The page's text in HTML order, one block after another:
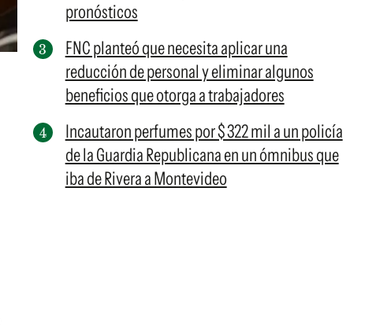
pronósticos
FNC planteó que necesita aplicar una
reducción de personal y eliminar algunos
beneficios que otorga a trabajadores
Incautaron perfumes por $ 322 mil a un policía
de la Guardia Republicana en un ómnibus que
iba de Rivera a Montevideo